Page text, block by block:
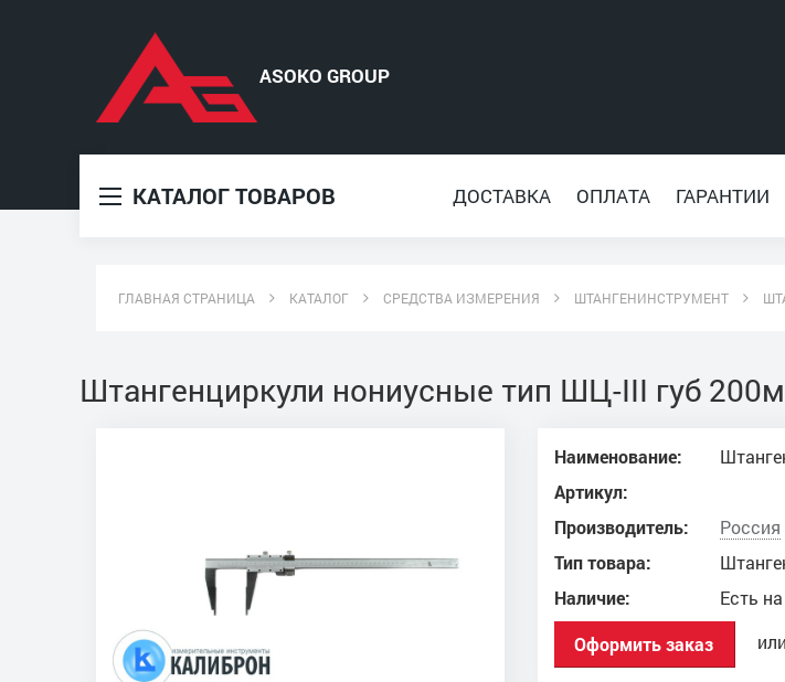
КАТАЛОГ ТОВАРОВ ДОСТАВКА ОПЛАТА ГАРАНТИИ
ГЛАВНАЯ СТРАНИЦА КАТАЛОГ СРЕДСТВА ИЗМЕРЕНИЯ ШТАНГЕНИНСТРУМЕНТ
Штангенциркули нониусные тип ШЦ-III губ
Наименование:
Артикул:
Производитель:
Россия
Тип товара:
Наличие:
Есть
Оформить заказ или